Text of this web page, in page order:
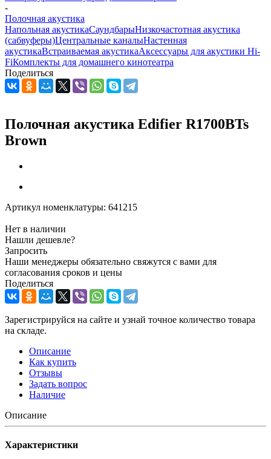
-
Полочная акустика
Напольная акустикаСаундбарыНизкочастотная акустика
(сабвуферы)Центральные каналыНастенная
акустикаВстраиваемая акустикаАксессуары для акустики Hi-
FiКомплекты для домашнего кинотеатра
Поделиться
Полочная акустика Edifier R1700BTs
Brown
Артикул номенклатуры: 641215
Нет в наличии
Нашли дешевле?
Запросить
Наши менеджеры обязательно свяжутся с вами для
согласования сроков и цены
Поделиться
Зарегистрируйся на сайте и узнай точное количество товара
на складе.
Описание
Как купить
Отзывы
Задать вопрос
Наличие
Описание
Характеристики